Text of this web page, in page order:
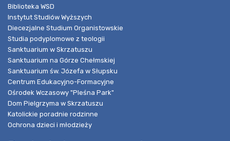
Biblioteka WSD
Instytut Studiów Wyższych
Diecezjalne Studium Organistowskie
Studia podyplomowe z teologii
Sanktuarium w Skrzatuszu
Sanktuarium na Górze Chełmskiej
Sanktuarium św. Józefa w Słupsku
Centrum Edukacyjno-Formacyjne
Ośrodek Wczasowy "Pleśna Park"
Dom Pielgrzyma w Skrzatuszu
Katolickie poradnie rodzinne
Ochrona dzieci i młodzieży